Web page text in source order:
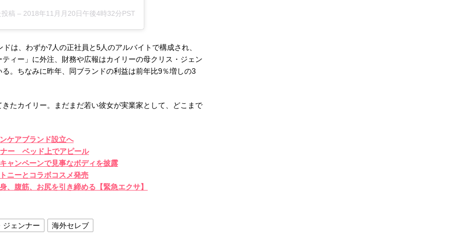
稿 – 2018年11月月20日午後4時32分PST
は、わずか7人の正社員と5人のアルバイトで構成され、
ィー」に外注、財務や広報はカイリーの母クリス・ジェン
。ちなみに昨年、同ブランドの利益は前年比9％増しの3
たカイリー。まだまだ若い彼女が実業家として、どこまで
ケアブランド設立へ
ナー ベッド上でアピール
ャンペーンで見事なボディを披露
ニーとコラボコスメ発売
、腹筋、お尻を引き締める【緊急エクサ】
ジェンナー 海外セレブ